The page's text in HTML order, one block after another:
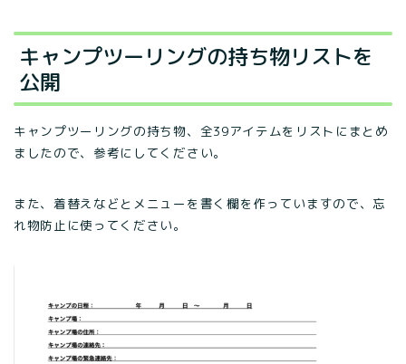
キャンプツーリングの持ち物リストを
公開
キャンプツーリングの持ち物、全39アイテムをリストにまとめ
ましたので、参考にしてください。
また、着替えなどとメニューを書く欄を作っていますので、忘
れ物防止に使ってください。